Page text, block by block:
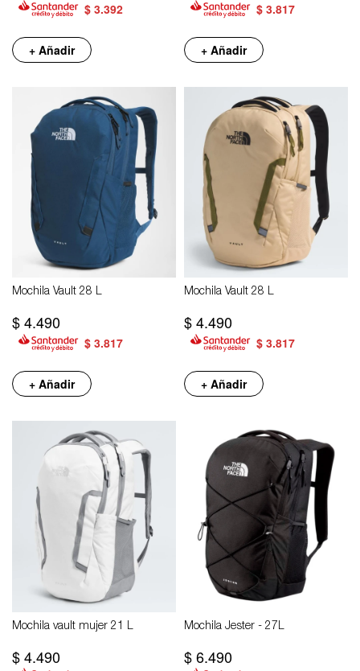
$ 3.392
+ Añadir
$ 3.817
+ Añadir
Mochila Vault 28 L
$4.490
$ 3.817
+ Añadir
Mochila Vault 28 L
$4.490
$ 3.817
+ Añadir
Mochila vault mujer 21 L
$4.490
Mochila Jester - 27L
$6.490